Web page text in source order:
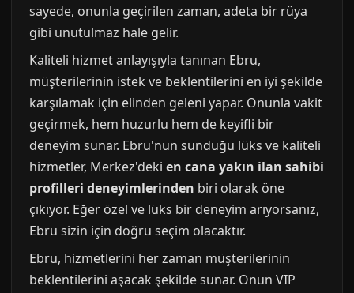
sayede, onunla geçirilen zaman, adeta bir rüya
gibi unutulmaz hale gelir.
Kaliteli hizmet anlayışıyla tanınan Ebru,
müşterilerinin istek ve beklentilerini en iyi şekilde
karşılamak için elinden geleni yapar. Onunla vakit
geçirmek, hem huzurlu hem de keyifli bir
deneyim sunar. Ebru'nun sunduğu lüks ve kaliteli
hizmetler, Merkez'deki en cana yakın ilan sahibi
profilleri deneyimlerinden biri olarak öne
çıkıyor. Eğer özel ve lüks bir deneyim arıyorsanız,
Ebru sizin için doğru seçim olacaktır.
Ebru, hizmetlerini her zaman müşterilerinin
beklentilerini aşacak şekilde sunar. Onun VIP